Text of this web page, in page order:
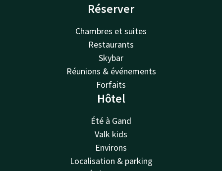
Réserver
Chambres et suites
Restaurants
Skybar
Réunions & événements
Forfaits
Hôtel
Été à Gand
Valk kids
Environs
Localisation & parking